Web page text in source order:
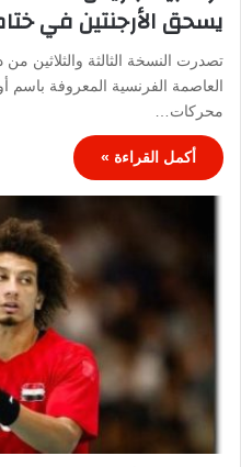
يسحق الأرجنتين في
تصدرت النسخة الثالثة والثلاثين من
محركات…
أكمل القراءة »